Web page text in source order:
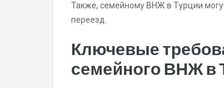
Также, семейному ВНЖ в Турции
переезд.
Ключевые
семейного ВНЖ в